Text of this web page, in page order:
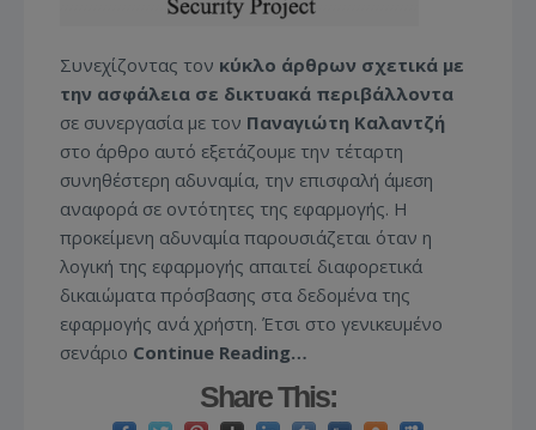
Συνεχίζοντας τον κύκλο άρθρων σχετικά με
την ασφάλεια σε δικτυακά περιβάλλοντα
σε συνεργασία με τον Παναγιώτη Καλαντζή
στο άρθρο αυτό εξετάζουμε την τέταρτη
συνηθέστερη αδυναμία, την επισφαλή άμεση
αναφορά σε οντότητες της εφαρμογής. Η
προκείμενη αδυναμία παρουσιάζεται όταν η
λογική της εφαρμογής απαιτεί διαφορετικά
δικαιώματα πρόσβασης στα δεδομένα της
εφαρμογής ανά χρήστη. Έτσι στο γενικευμένο
σενάριο Continue Reading…
Share This: